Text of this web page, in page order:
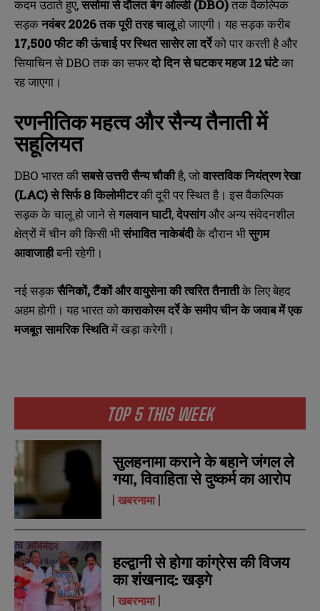
TOP 5 THIS WEEK
सुलहनामा कराने के बहाने जंगल ले
गया, विवाहिता से दुष्कर्म का आरोप
खबरनामा
हल्द्वानी से होगा कांग्रेस की विजय
का शंखनाद: खड़गे
खबरनामा
कदम उठाते हुए,ससोमा से दौलत बेग ओल्डी (DBO)तक वैकल्पिक
सड़कनवंबर 2026तक पूरी तरह चालूहो जाएगी। यह सड़क करीब
17,500फीट की ऊंचाई पर स्थित सासेर ला दर्रेको पार करती है और
सियाचिन से DBO तक का सफरदो दिन से घटकर महज 12घंटेका
रह जाएगा।
रणनीतिक महत्व और सैन्य तैनाती में
सहूलियत
DBO भारत कीसबसे उत्तरी सैन्य चौकीहै, जोवास्तविक नियंत्रण रेखा
(LAC)से सिर्फ 8किलोमीटरकी दूरी पर स्थित है। इस वैकल्पिक
सड़क के चालू हो जाने सेगलवान घाटी,देपसांगऔर अन्य संवेदनशील
क्षेत्रों में चीन की किसी भीसंभावित नाकेबंदीके दौरान भीसुगम
आवाजाहीबनी रहेगी।
नई सड़कसैनिकों,टैंकों और वायुसेना की त्वरित तैनातीके लिए बेहद
अहम होगी। यह भारत कोकाराकोरम दर्रे के समीप चीन के जवाब में एक
मजबूत सामरिक स्थितिमें खड़ा करेगी।